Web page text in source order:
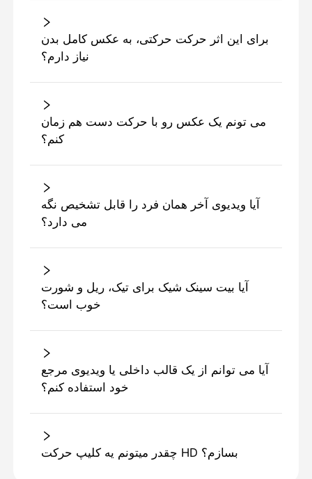
برای این اثر حرکت حرکتی، به عکس کامل بدن
نیاز دارم؟
می تونم یک عکس رو با حرکت دست هم زمان
کنم؟
آیا ویدیوی آخر همان فرد را قابل تشخیص نگه
می دارد؟
آیا بیت سینک شیک برای تیک، ریل و شورت
خوب است؟
آیا می توانم از یک قالب داخلی یا ویدیوی مرجع
خود استفاده کنم؟
چقدر ميتونم يه کليپ حرکت HD بسازم؟